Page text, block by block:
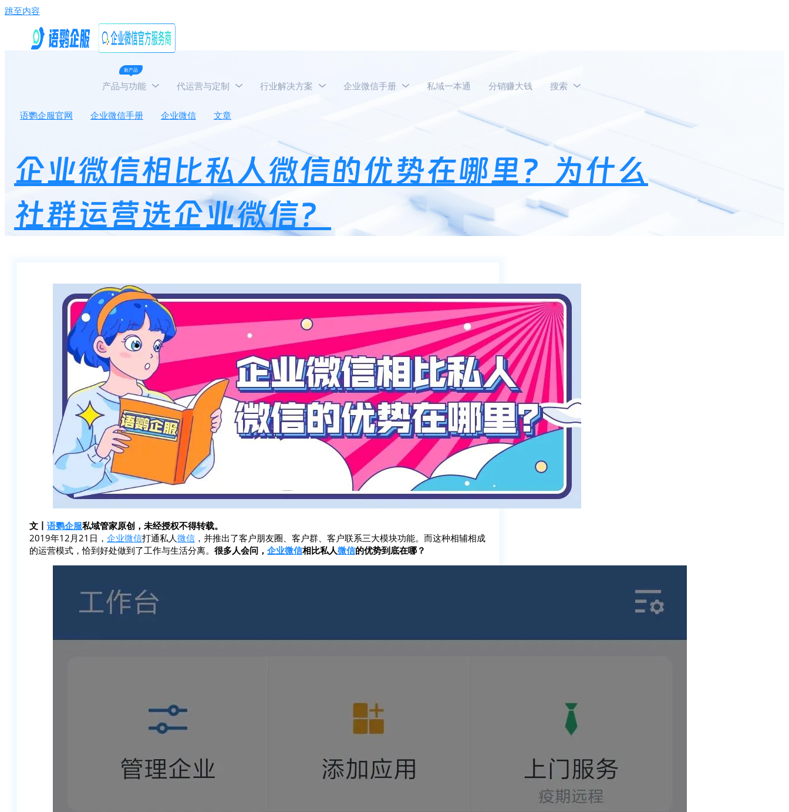
跳至内容
新产品
产品与功能 代运营与定制 行业解决方案 企业微信手册 私域一本通 分销赚大钱 搜索
语鹦企服官网 企业微信手册 企业微信 文章 企业微信相比私人微信的优势在哪里？为什么社群运营选企业微信？
企业微信相比私人微信的优势在哪里？为什么
社群运营选企业微信？
文丨 语鹦企服私域管家原创，未经授权不得转载。
2019年12月21日， 企业微信打通私人微信 ，并推出了客户朋友圈、客户群、客户联系三大模块功能。而这种相辅相成
的运营模式，恰到好处做到了工作与生活分离。 很多人会问， 企业微信相比私人微信的优势到底在哪？